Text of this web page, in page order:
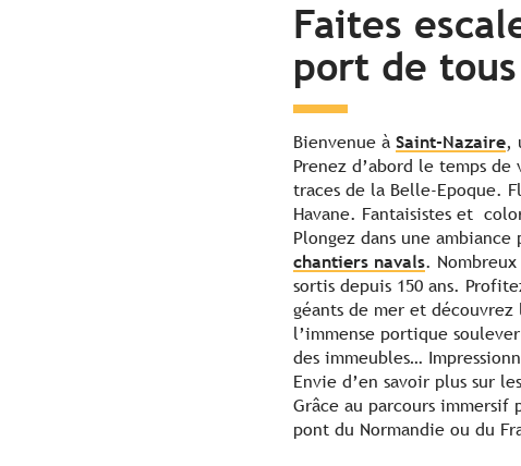
Faites
port de
Bienvenue à Saint-Nazaire,
Prenez d’abord le temps
traces de la Belle-Epoque.
Havane. Fantaisistes et
Plongez dans une
chantiers navals.
sortis depuis 150 ans.
géants de mer et découvrez
l’immense portique
des immeubles…
Envie d’en savoir plus sur
Grâce au parcours immersif
pont du Normandie ou du